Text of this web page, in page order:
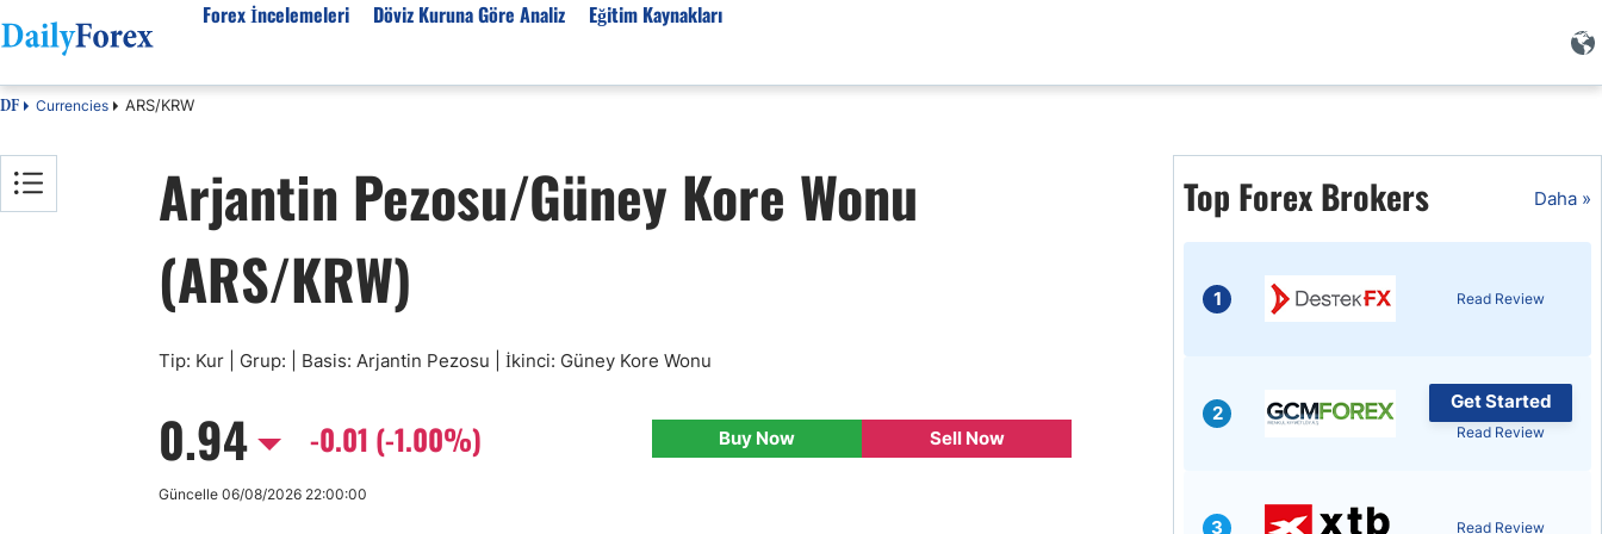
Forex İncelemeleri
Forex Firmaları
SPK Lisanslı Forex
Forex Sinyalleri
Forex Ürünleri
Forex Kursları
Tüm Firmaların İncelemeleri
Teknik Analiz
USD/TRY
Ücretsiz Forex Sinyalleri
Döviz Kuruna Göre Analiz
EUR-USD
EUR-TRY
GBP-USD
USD-CAD
Eğitim Kaynakları
Forex Eğitimi
Ekonomik Sözlük
İslami Forex
Forex Seminerleri
Forex Düzenlemeler
DF Currencies ARS/KRW
Arjantin Pezosu/Güney Kore Wonu
(ARS/KRW)
Tip: Kur | Grup: | Basis: Arjantin Pezosu | İkinci: Güney Kore Wonu
0.94 -0.01 (-1.00%) Buy Now Sell Now
Güncelle 06/08/2026 22:00:00
Top Forex Brokers Daha »
1 Read Review
2
Get Started
Read Review
3 Read Review